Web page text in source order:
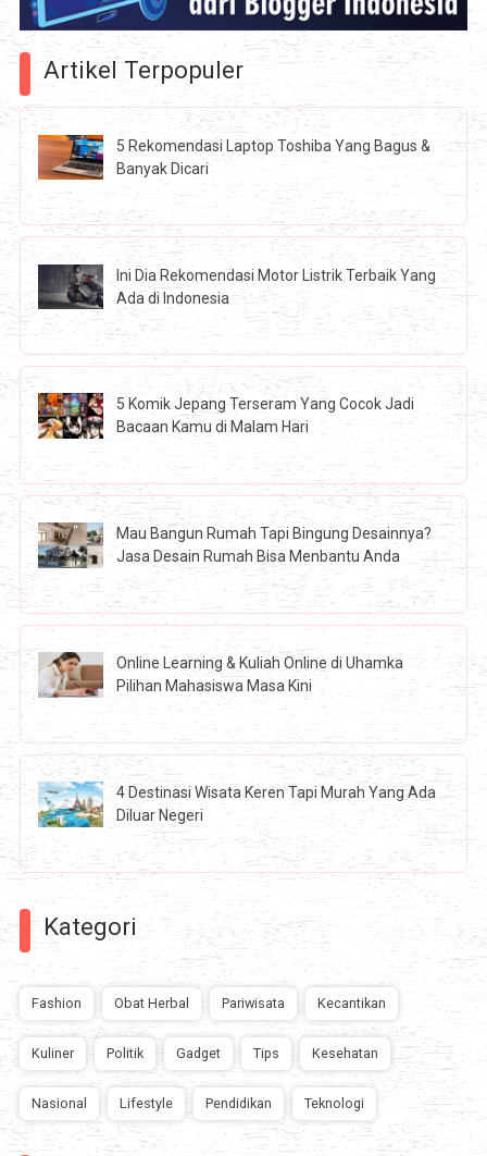
Artikel Terpopuler
5 Rekomendasi Laptop Toshiba Yang Bagus &
Banyak Dicari
Ini Dia Rekomendasi Motor Listrik Terbaik Yang
Ada di Indonesia
5 Komik Jepang Terseram Yang Cocok Jadi
Bacaan Kamu di Malam Hari
Mau Bangun Rumah Tapi Bingung Desainnya?
Jasa Desain Rumah Bisa Menbantu Anda
Online Learning & Kuliah Online di Uhamka
Pilihan Mahasiswa Masa Kini
4 Destinasi Wisata Keren Tapi Murah Yang Ada
Diluar Negeri
Kategori
Fashion Obat Herbal Pariwisata Kecantikan
Kuliner Politik Gadget Tips Kesehatan
Nasional Lifestyle Pendidikan Teknologi